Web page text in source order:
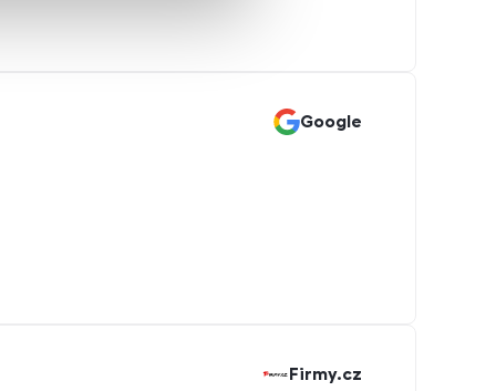
Google
Firmy.cz